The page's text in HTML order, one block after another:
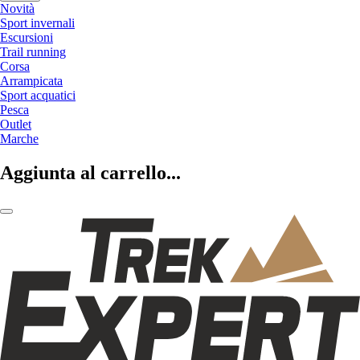
Novità
Sport invernali
Escursioni
Trail running
Corsa
Arrampicata
Sport acquatici
Pesca
Outlet
Marche
Aggiunta al carrello...